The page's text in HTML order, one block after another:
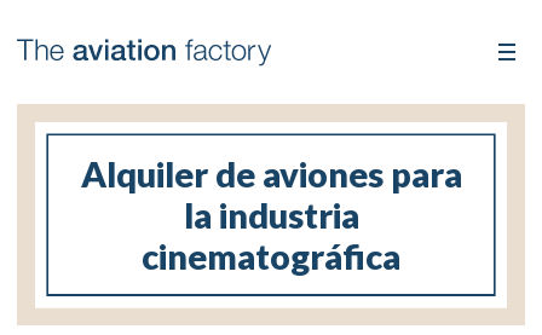
Alquiler de aviones para
la industria
cinematográfica